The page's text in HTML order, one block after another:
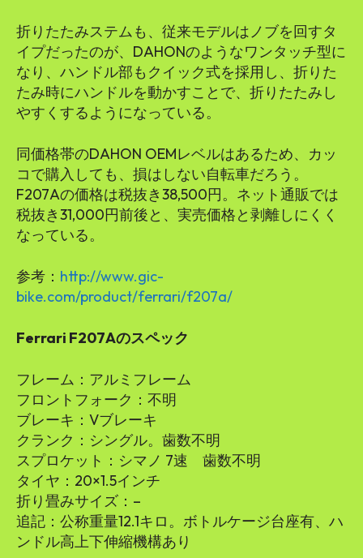
折りたたみステムも、従来モデルはノブを回すタ
イプだったのが、DAHONのようなワンタッチ型に
なり、ハンドル部もクイック式を採用し、折りた
たみ時にハンドルを動かすことで、折りたたみし
やすくするようになっている。
同価格帯のDAHON OEMレベルはあるため、カッ
コで購入しても、損はしない自転車だろう。
F207Aの価格は税抜き38,500円。ネット通販では
税抜き31,000円前後と、実売価格と剥離しにくく
なっている。
参考： http://www.gic-
bike.com/product/ferrari/f207a/
Ferrari F207Aのスペック
フレーム：アルミフレーム
フロントフォーク：不明
ブレーキ：Vブレーキ
クランク：シングル。歯数不明
スプロケット：シマノ 7速 歯数不明
タイヤ：20×1.5インチ
折り畳みサイズ：–
追記：公称重量12.1キロ。ボトルケージ台座有、ハ
ンドル高上下伸縮機構あり